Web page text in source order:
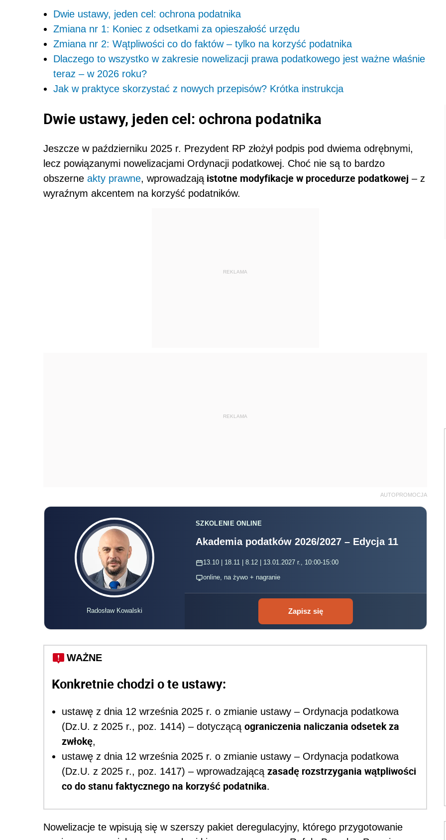
Dwie ustawy, jeden cel: ochrona podatnika
Zmiana nr 1: Koniec z odsetkami za opieszałość urzędu
Zmiana nr 2: Wątpliwości co do faktów – tylko na korzyść podatnika
Dlaczego to wszystko w zakresie nowelizacji prawa podatkowego jest ważne właśnie
teraz – w 2026 roku?
Jak w praktyce skorzystać z nowych przepisów? Krótka instrukcja
Dwie ustawy, jeden cel: ochrona podatnika
Jeszcze w październiku 2025 r. Prezydent RP złożył podpis pod dwiema odrębnymi,
lecz powiązanymi nowelizacjami Ordynacji podatkowej. Choć nie są to bardzo
obszerne akty prawne, wprowadzająistotne modyfikacje w procedurze podatkowej – z
wyraźnym akcentem na korzyść podatników.
REKLAMA
REKLAMA
AUTOPROMOCJA
Radosław Kowalski
SZKOLENIE ONLINE
Akademia podatków 2026/2027 – Edycja 11
13.10 | 18.11 | 8.12 | 13.01.2027 r., 10:00-15:00
online, na żywo + nagranie
Zapisz się
WAŻNE
Konkretnie chodzi o te ustawy:
ustawę z dnia 12 września 2025 r. o zmianie ustawy – Ordynacja podatkowa
(Dz.U. z 2025 r., poz. 1414) – dotyczącą ograniczenia naliczania odsetek za
zwłokę,
ustawę z dnia 12 września 2025 r. o zmianie ustawy – Ordynacja podatkowa
(Dz.U. z 2025 r., poz. 1417) – wprowadzającą zasadę rozstrzygania wątpliwości
co do stanu faktycznego na korzyść podatnika.
Nowelizacje te wpisują się w szerszy pakiet deregulacyjny, którego przygotowanie